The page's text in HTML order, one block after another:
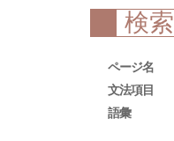
検索
ページ名
文法項目
語彙